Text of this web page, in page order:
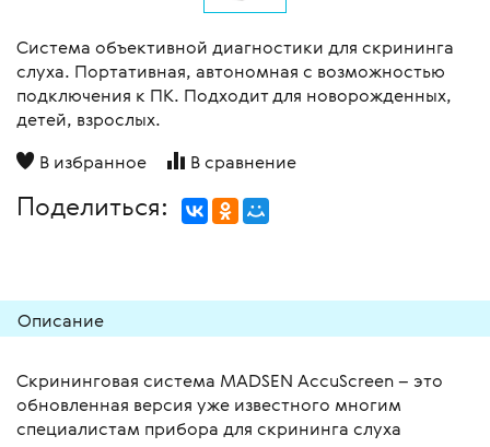
Система объективной диагностики для скрининга
слуха. Портативная, автономная с возможностью
подключения к ПК. Подходит для новорожденных,
детей, взрослых.
В избранное
В сравнение
Поделиться:
Описание
Скрининговая система MADSEN AccuScreen – это
обновленная версия уже известного многим
специалистам прибора для скрининга слуха